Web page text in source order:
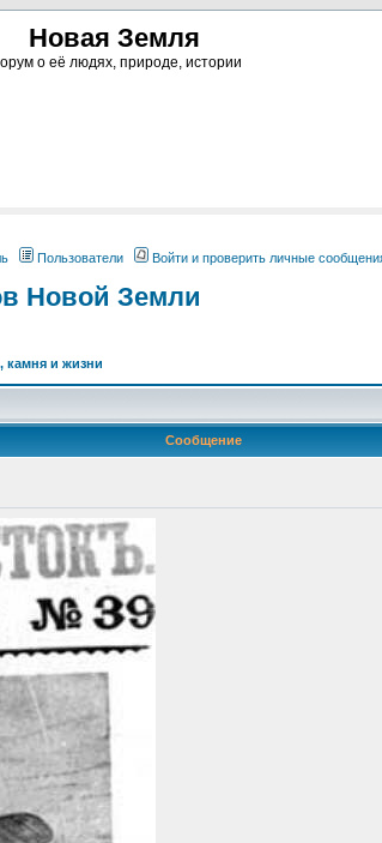
Новая Земля
о её людях, природе, истории
Пользователи Войти и проверить личные
Новой Земли
камня и жизни
Сообщение